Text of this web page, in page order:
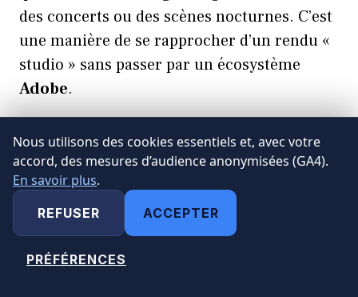
des concerts ou des scènes nocturnes. C’est
une manière de se rapprocher d’un rendu «
studio » sans passer par un écosystème
Adobe.
Tableau comparateur interactif —
Retouche photo gratuite
Filtre par profil, plateformes et
fonctionnalités. Astuce : Ctrl +
aussi dans la page.
Nous utilisons des cookies essentiels et, avec votre
accord, des mesures d’audience anonymisées (GA4).
En savoir plus.
REFUSER ACCEPTER
PRÉFÉRENCES